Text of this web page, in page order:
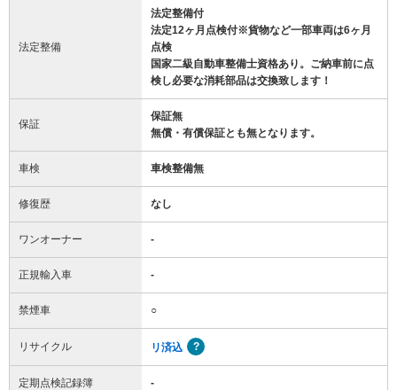
法定整備
法定整備付
法定12ヶ月点検付※貨物など一部車両は6ヶ月
点検
国家二級自動車整備士資格あり。ご納車前に点
検し必要な消耗部品は交換致します！
保証
保証無
無償・有償保証とも無となります。
車検 車検整備無
修復歴 なし
ワンオーナー -
正規輸入車 -
禁煙車 ○
リサイクル リ済込
定期点検記録簿 -